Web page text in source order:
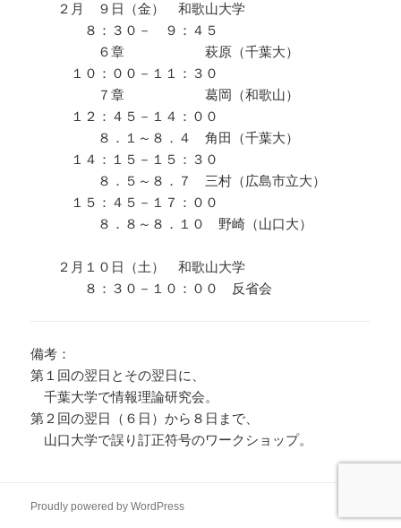
２月 ９日（金） 和歌山大学
８：３０－ ９：４５
６章 萩原（千葉大）
１０：００－１１：３０
７章 葛岡（和歌山）
１２：４５－１４：００
８．１～８．４ 角田（千葉大）
１４：１５－１５：３０
８．５～８．７ 三村（広島市立大）
１５：４５－１７：００
８．８～８．１０ 野崎（山口大）
２月１０日（土） 和歌山大学
８：３０－１０：００ 反省会
備考：
第１回の翌日とその翌日に、
千葉大学で情報理論研究会。
第２回の翌日（６日）から８日まで、
山口大学で誤り訂正符号のワークショップ。
Proudly powered by WordPress